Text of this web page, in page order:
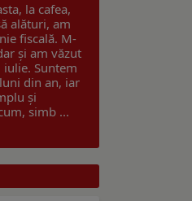
la cafea,
alături, am
fiscală. M-
și am văzut
Suntem
din an, iar
și
simb ...